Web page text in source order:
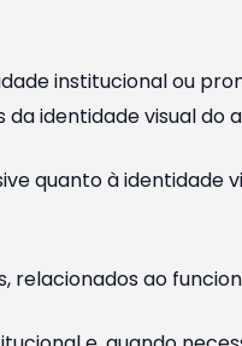
institucional ou
identidade visual do
quanto à identidade
ao